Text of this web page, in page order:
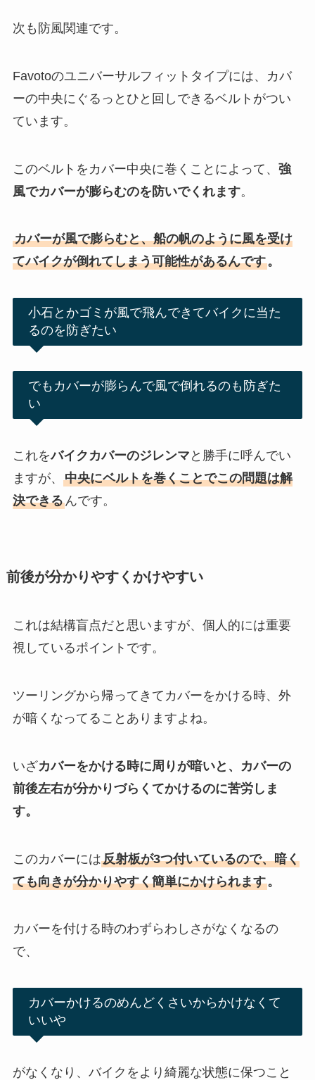
次も防風関連です。
Favotoのユニバーサルフィットタイプには、カバ
ーの中央にぐるっとひと回しできるベルトがつい
ています。
このベルトをカバー中央に巻くことによって、 強
風でカバーが膨らむのを防いでくれます。
カバーが風で膨らむと、船の帆のように風を受け
てバイクが倒れてしまう可能性があるんです。
小石とかゴミが風で飛んできてバイクに当た
るのを防ぎたい
でもカバーが膨らんで風で倒れるのも防ぎた
い
これをバイクカバーのジレンマ と勝手に呼んでい
ますが、 中央にベルトを巻くことでこの問題は解
決できるんです。
前後が分かりやすくかけやすい
これは結構盲点だと思いますが、個人的には重要
視しているポイントです。
ツーリングから帰ってきてカバーをかける時、外
が暗くなってることありますよね。
いざカバーをかける時に周りが暗いと、カバーの
前後左右が分かりづらくてかけるのに苦労しま
す。
このカバーには反射板が3つ付いているので、暗く
ても向きが分かりやすく簡単にかけられます。
カバーを付ける時のわずらわしさがなくなるの
で、
カバーかけるのめんどくさいからかけなくて
いいや
がなくなり、バイクをより綺麗な状態に保つこと